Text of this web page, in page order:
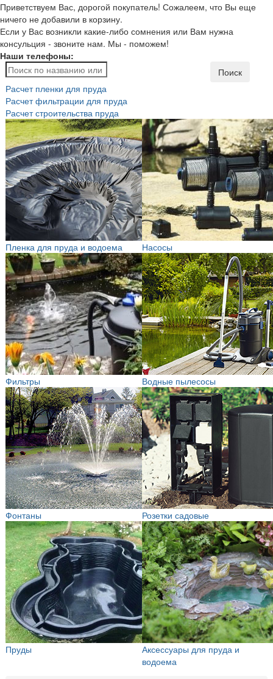
Приветствуем Вас, дорогой покупатель! Сожалеем, что Вы еще
ничего не добавили в корзину.
Если у Вас возникли какие-либо сомнения или Вам нужна
консульция - звоните нам. Мы - поможем!
Наши телефоны:
Поиск
Расчет пленки для пруда
Расчет фильтрации для пруда
Расчет строительства пруда
Пленка для пруда и водоема Насосы
Фильтры Водные пылесосы
Фонтаны Розетки садовые
Пруды
Аксессуары для пруда и
водоема